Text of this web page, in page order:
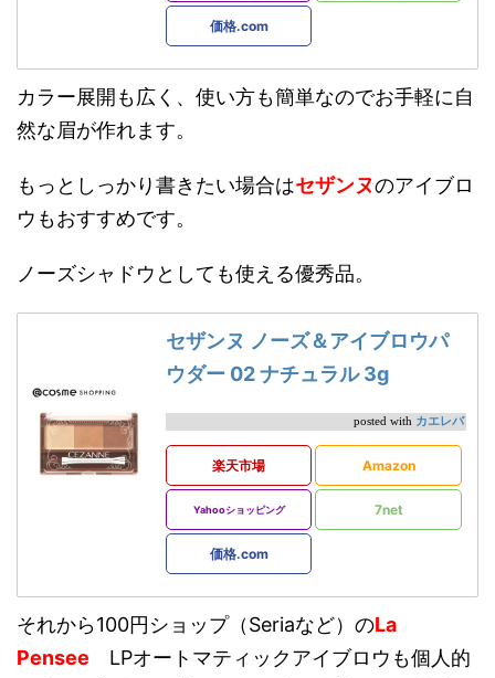
価格.com
カラー展開も広く、使い方も簡単なのでお手軽に自
然な眉が作れます。
もっとしっかり書きたい場合はセザンヌのアイブロ
ウもおすすめです。
ノーズシャドウとしても使える優秀品。
セザンヌ ノーズ＆アイブロウパ
ウダー 02 ナチュラル 3g
posted with カエレバ
楽天市場 Amazon
Yahooショッピング 7net
価格.com
それから100円ショップ（Seriaなど）のLa
Pensee LPオートマティックアイブロウも個人的